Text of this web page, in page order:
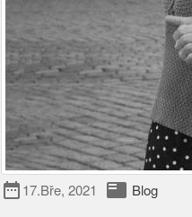
date_range17.Bře, 2021 featured_play_list Blog